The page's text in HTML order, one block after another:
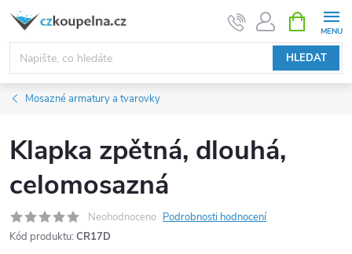
Přejít
obsah
HLEDAT
NÁKUPNÍ
KOŠÍK
Mosazné armatury a tvarovky
Klapka zpětná, dlouhá,
celomosazná
Neohodnoceno Podrobnosti hodnocení
Kód produktu: CR17D